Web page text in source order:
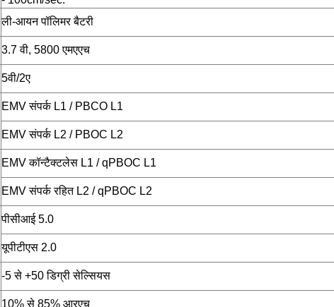
ली-आयन पॉलिमर बैटरी
3.7 वी, 5800 एमएएच
5वी/2ए
EMV संपर्क L1 / PBCO L1
EMV संपर्क L2 / PBOC L2
EMV कॉन्टैक्टलेस L1 / qPBOC L1
EMV संपर्क रहित L2 / qPBOC L2
पीसीआई 5.0
यूपीटीएस 2.0
-5 से +50 डिग्री सेल्सियस
10% से 85% आरएच